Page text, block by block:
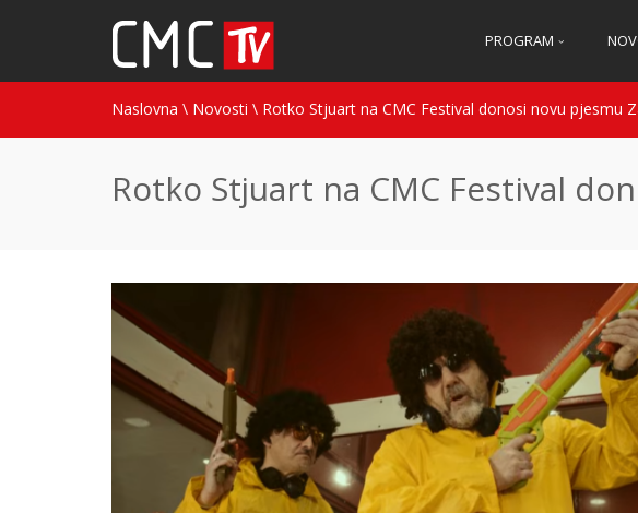
PROGRAM
Naslovna \ Novosti \ Rotko Stjuart na CMC Festival donosi novu pjesmu
Rotko Stjuart na CMC Festival